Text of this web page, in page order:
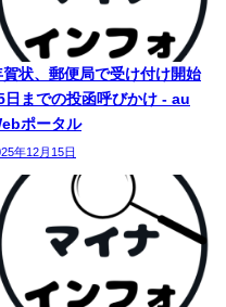
賀状、郵便局で受け付け開始
日までの投函呼びかけ - au
ポータル
年12月15日